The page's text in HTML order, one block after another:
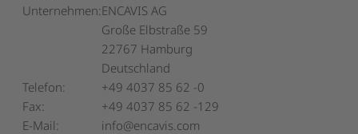
Unternehmen:ENCAVIS AG
Große Elbstraße 59
22767 Hamburg
Deutschland
Telefon:
+49 4037 85 62 -0
Fax:
+49 4037 85 62 -129
E-Mail:
info@encavis.com